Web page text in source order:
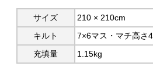
サイズ
210 × 210cm
キルト
7×6マス・マチ高さ
充填量
1.15kg